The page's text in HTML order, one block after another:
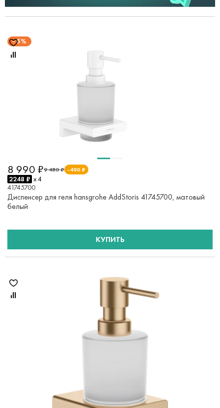
5%
9 480 ₽ -490 ₽
8 990 ₽
2248 ₽ x 4
41745700
Диспенсер для геля hansgrohe AddStoris 41745700, матовый
белый
КУПИТЬ